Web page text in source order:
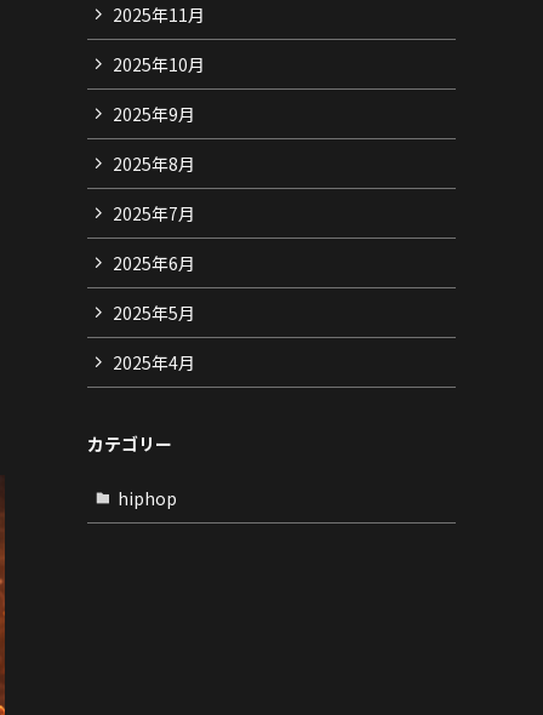
2025年11月
2025年10月
2025年9月
2025年8月
2025年7月
2025年6月
2025年5月
2025年4月
カテゴリー
hiphop